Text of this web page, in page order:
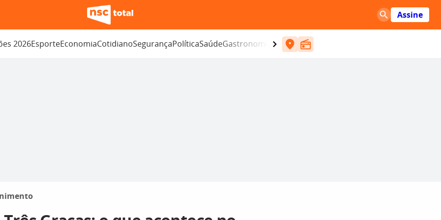
Assine
2026EsporteEconomiaCotidianoSegurançaPolíticaSaúdeGastronomia Entretenimento